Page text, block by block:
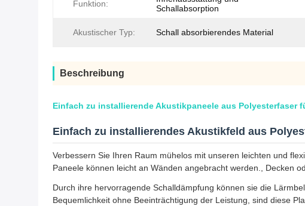
Funktion:
Schallabsorption
Akustischer Typ: Schall absorbierendes Material
Beschreibung
Einfach zu installierende Akustikpaneele aus Polyesterfaser
Einfach zu installierendes Akustikfeld aus
Verbessern Sie Ihren Raum mühelos mit unseren leichten und
Paneele können leicht an Wänden angebracht werden., Decken
Durch ihre hervorragende Schalldämpfung können sie die
Bequemlichkeit ohne Beeinträchtigung der Leistung, sind diese